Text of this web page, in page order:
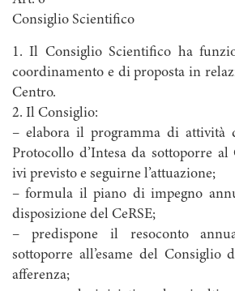
Consiglio Scientifico
1. Il Consiglio Scientifico ha
coordinamento e di proposta in
Centro.
2. Il Consiglio:
– elabora il programma di attività
Protocollo d’Intesa da sottoporre
ivi previsto e seguirne l’attuazione;
– formula il piano di impegno
disposizione del CeRSE;
– predispone il resoconto
sottoporre all’esame del Consiglio
afferenza;